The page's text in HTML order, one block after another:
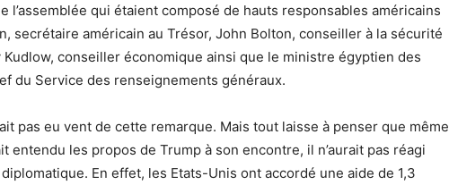
l’assemblée qui étaient composé de hauts responsables américains
secrétaire américain au Trésor, John Bolton, conseiller à la sécurité
Kudlow, conseiller économique ainsi que le ministre égyptien des
du Service des renseignements généraux.
pas eu vent de cette remarque. Mais tout laisse à penser que même
entendu les propos de Trump à son encontre, il n’aurait pas réagi
En effet, les Etats-Unis ont accordé une aide de 1,3